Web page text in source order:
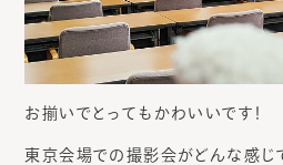
お揃いでとってもかわいいです！
東京会場での撮影会がどんな感じ